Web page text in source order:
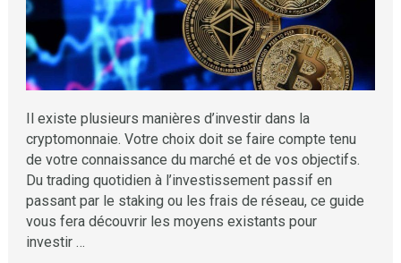
Il existe plusieurs manières d’investir dans la
cryptomonnaie. Votre choix doit se faire compte tenu
de votre connaissance du marché et de vos objectifs.
Du trading quotidien à l’investissement passif en
passant par le staking ou les frais de réseau, ce guide
vous fera découvrir les moyens existants pour
investir …